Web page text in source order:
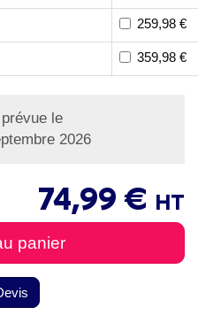
259,98 €
359,98 €
le
2026
74,99 € HT
panier